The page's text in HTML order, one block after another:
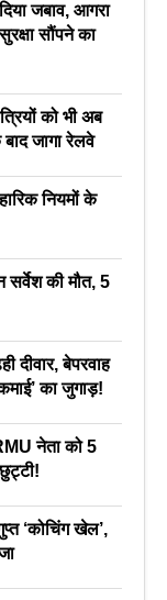
जबाव, आगरा
सौंपने का
को भी अब
जागा रेलवे
नियमों के
सर्वेश की मौत, 5
दीवार, बेपरवाह
का जुगाड़!
नेता को 5
‘कोचिंग खेल’,